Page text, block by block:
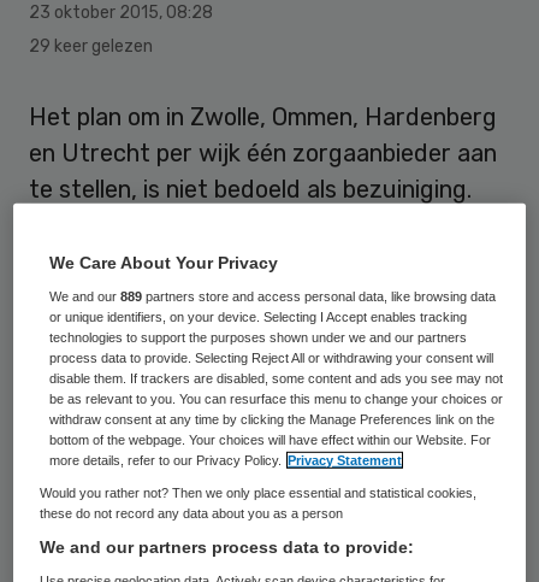
23 oktober 2015, 08:28
29 keer gelezen
Het plan om in Zwolle, Ommen, Hardenberg
en Utrecht per wijk één zorgaanbieder aan
te stellen, is niet bedoeld als bezuiniging.
zorginkoop van Zilveren Kruis tegenover
RTV Oost. Volgens de zorgverzekeraar gaat
het om de efficiëntie van de thuiszorg. Die
zou groter zijn als er per wijk één
organisaties actief is.
De plannen hebben deze week veel protest
opgewekt. Huisartsen Utrecht Stad (HUS),
de organisatie van alle Utrechtse
huisartsen riep Zilveren Kruis Achmea in een
We Care About Your Privacy
We and our889 partners store and access personal data, like browsing data
or unique identifiers, on your device. Selecting I Accept enables tracking
technologies to support the purposes shown under we and our partners
process data to provide. Selecting Reject All or withdrawing your consent will
disable them. If trackers are disabled, some content and ads you see may not
be as relevant to you. You can resurface this menu to change your choices or
withdraw consent at any time by clicking the Manage Preferences link on the
bottom of the webpage. Your choices will have effect within our Website. For
more details, refer to our Privacy Policy.
Privacy Statement
Would you rather not? Then we only place essential and statistical cookies,
these do not record any data about you as a person
We and our partners process data to provide: